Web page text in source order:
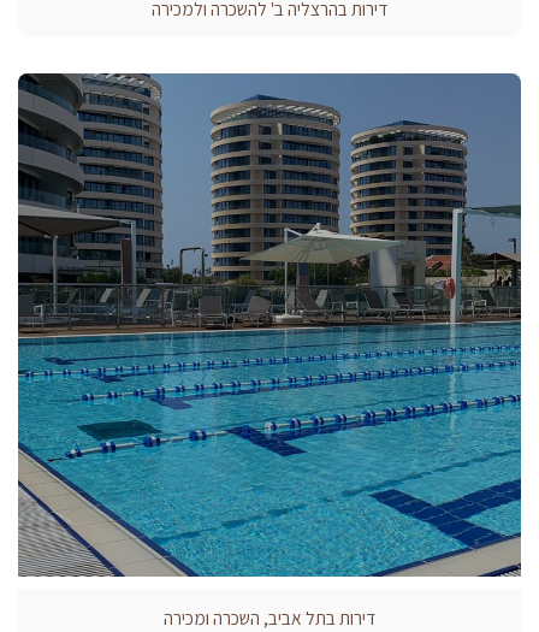
דירות בהרצליה ב' להשכרה ולמכירה
דירות בתל אביב, השכרה ומכירה